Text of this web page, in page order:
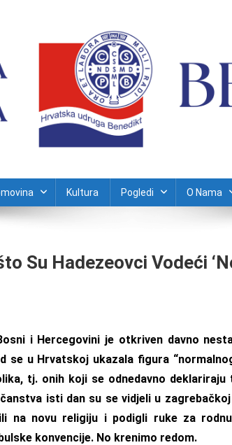
Kultura Pogledi O Nama
Su Hadezeovci Vodeći
i Hercegovini je otkriven davno
se u Hrvatskoj ukazala figura
tj. onih koji se odnedavno
isti dan su se vidjeli u
na novu religiju i podigli ruke za
konvencije. No krenimo redom.